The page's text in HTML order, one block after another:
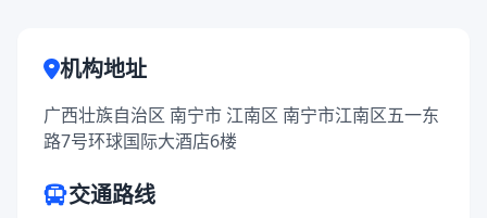
机构地址
广西壮族自治区 南宁市 江南区 南宁市江南区五一东
路7号环球国际大酒店6楼
交通路线